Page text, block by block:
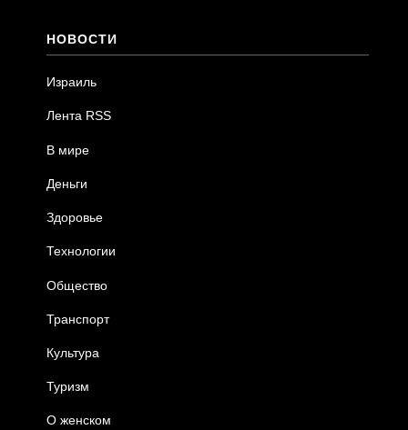
НОВОСТИ
Израиль
Лента RSS
В мире
Деньги
Здоровье
Технологии
Общество
Транспорт
Культура
Туризм
О женском